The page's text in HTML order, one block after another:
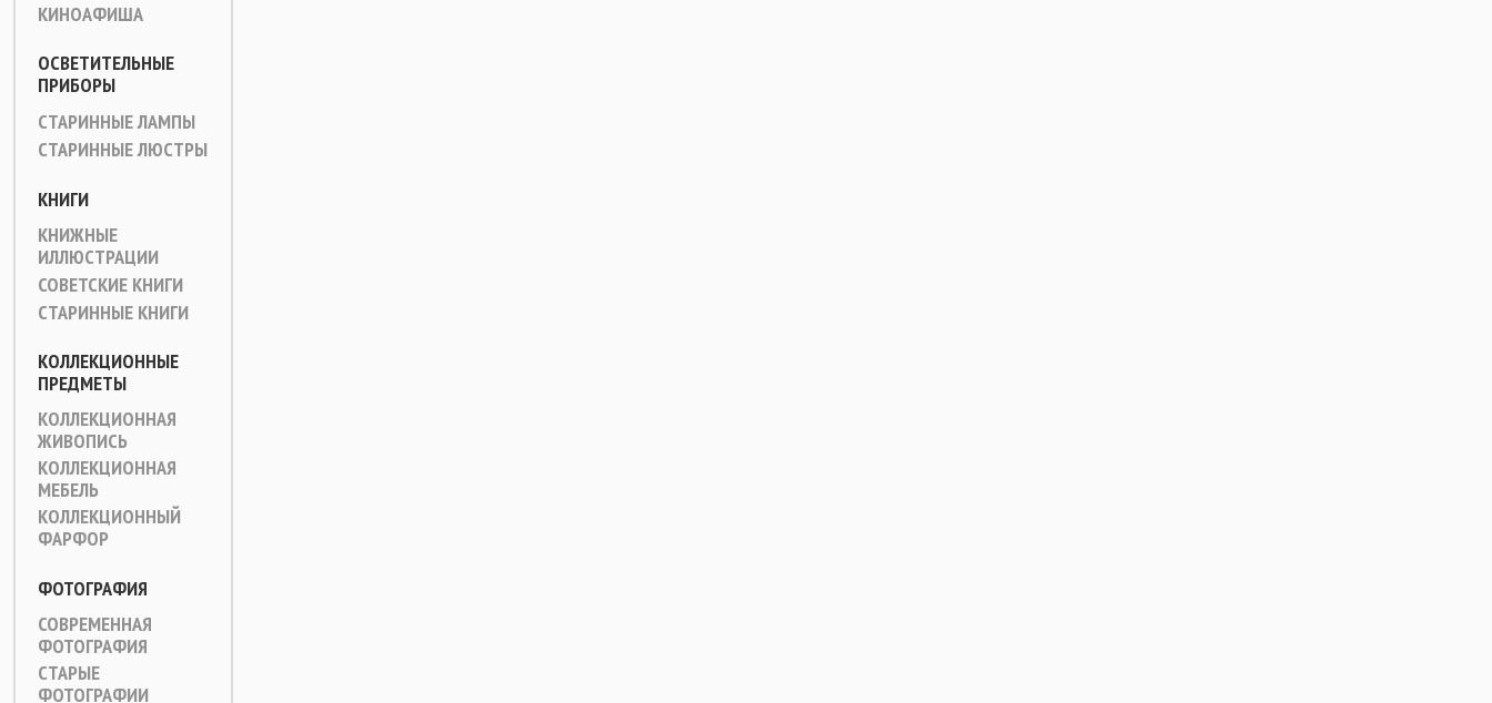
КИНОАФИША
ОСВЕТИТЕЛЬНЫЕ
ПРИБОРЫ
СТАРИННЫЕ ЛАМПЫ
СТАРИННЫЕ ЛЮСТРЫ
КНИГИ
КНИЖНЫЕ
ИЛЛЮСТРАЦИИ
СОВЕТСКИЕ КНИГИ
СТАРИННЫЕ КНИГИ
КОЛЛЕКЦИОННЫЕ
ПРЕДМЕТЫ
КОЛЛЕКЦИОННАЯ
ЖИВОПИСЬ
КОЛЛЕКЦИОННАЯ
МЕБЕЛЬ
КОЛЛЕКЦИОННЫЙ
ФАРФОР
ФОТОГРАФИЯ
СОВРЕМЕННАЯ
ФОТОГРАФИЯ
СТАРЫЕ
ФОТОГРАФИИ